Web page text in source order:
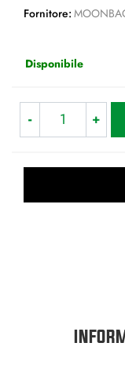
Fornitore:
Disponibile